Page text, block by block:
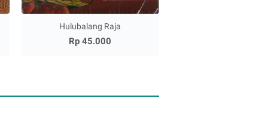
Hulubalang Raja
Rp 45.000